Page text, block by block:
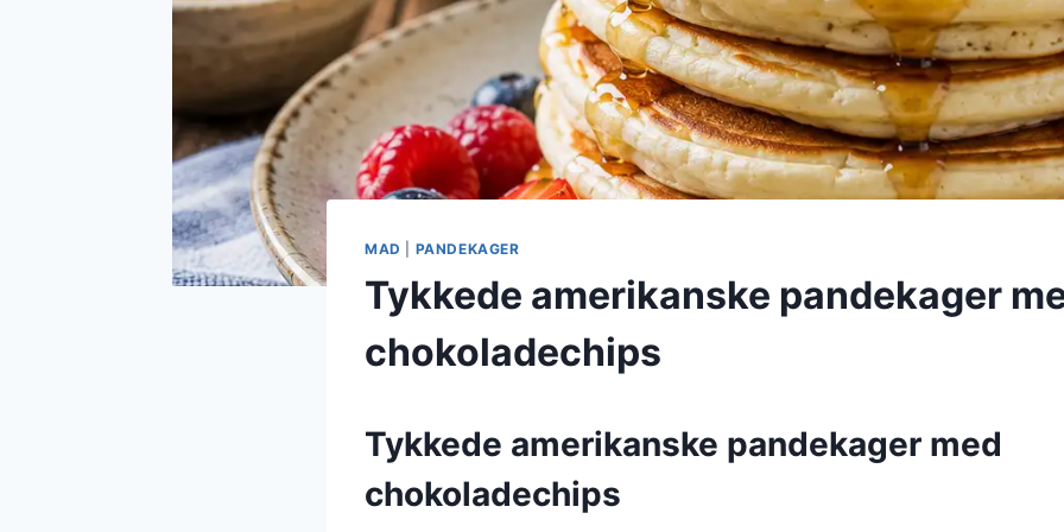
MAD PANDEKAGER
Tykkede amerikanske pandekager
chokoladechips
Tykkede amerikanske pandekager med
chokoladechips